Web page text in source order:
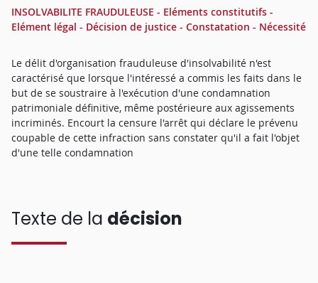
INSOLVABILITE FRAUDULEUSE - Eléments constitutifs -
Elément légal - Décision de justice - Constatation - Nécessité
Le délit d'organisation frauduleuse d'insolvabilité n'est
caractérisé que lorsque l'intéressé a commis les faits dans le
but de se soustraire à l'exécution d'une condamnation
patrimoniale définitive, même postérieure aux agissements
incriminés. Encourt la censure l'arrêt qui déclare le prévenu
coupable de cette infraction sans constater qu'il a fait l'objet
d'une telle condamnation
Texte de la décision